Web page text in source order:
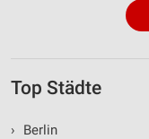
Top Städte
›
Berlin